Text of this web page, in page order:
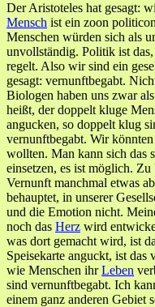
Der Aristoteles hat gesagt:
Mensch ist ein zoon
Menschen würden sich als
unvollständig. Politik ist
regelt. Also wir sind ein
gesagt: vernunftbegabt.
Biologen haben uns zwar
heißt, der doppelt kluge
angucken, so doppelt klug
vernunftbegabt. Wir
wollten. Man kann sich das
einsetzen, es ist möglich.
Vernunft manchmal etwas
behauptet, in unserer
und die Emotion nicht.
noch das Herz wird
was dort gemacht wird, ist
Speisekarte anguckt, ist
wie Menschen ihrLeben
sind vernunftbegabt. Ich
einem ganz anderen Gebiet